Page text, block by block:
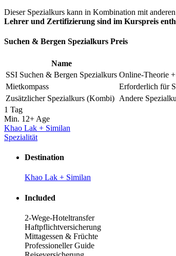
Dieser Spezialkurs kann in Kombination mit
Lehrer und Zertifizierung sind im Kurspreis
Suchen & Bergen Spezialkurs Preis
Name
SSI Suchen & Bergen Spezialkurs Online-Theorie
Mietkompass
Erforderlich für
Zusätzlicher Spezialkurs (Kombi) Andere
1 Tag
Min. 12+ Age
Khao Lak + Similan
Spezialität
Destination
Khao Lak + Similan
Included
2-Wege-Hoteltransfer
Haftpflichtversicherung
Mittagessen & Früchte
Professioneller Guide